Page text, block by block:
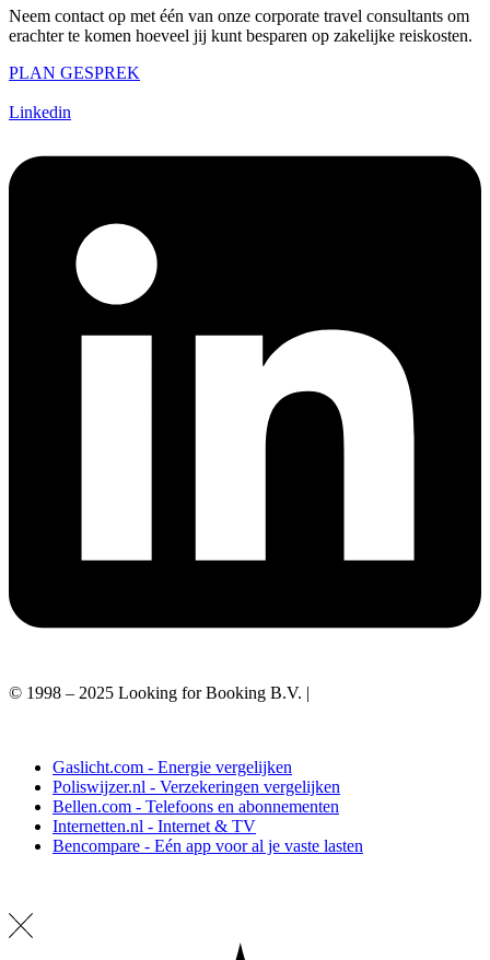
Neem contact op met één van onze corporate travel consultants om
erachter te komen hoeveel jij kunt besparen op zakelijke reiskosten.
PLAN GESPREK
Linkedin
© 1998 – 2025 Looking for Booking B.V. |
Gaslicht.com - Energie vergelijken
Poliswijzer.nl - Verzekeringen vergelijken
Bellen.com - Telefoons en abonnementen
Internetten.nl - Internet & TV
Bencompare - Eén app voor al je vaste lasten